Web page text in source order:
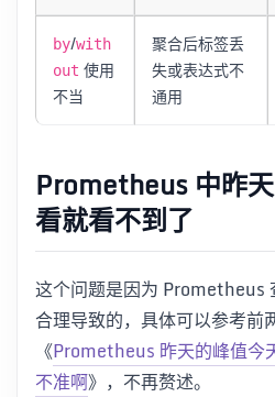
by/with
out 使用
不当
聚合后标签丢
失或表达式不
通用
Prometheus 中昨
看就看不到了
这个问题是因为 Prometheus
合理导致的，具体可以参考前
《Prometheus 昨天的峰值今
不准啊》，不再赘述。